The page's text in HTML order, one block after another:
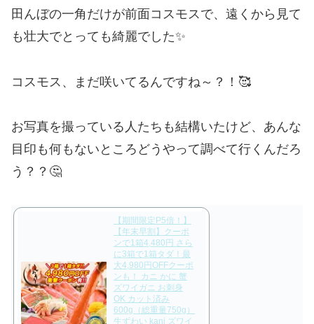
田んぼの一角だけが前面コスモスで、遠くから見て
も壮大でとっても綺麗でした✨
コスモス、まだ咲いてるんですね～？！🥰
お写真を撮っている人たちも結構いたけど、あんな
目印も何もないところどうやって調べて行くんだろ
う？？🤔
【期間限定P5倍！】
【年末早割】クーポ
ンで1箱4,480円 さら
に3箱で1箱タダ！最
大4,980円OFFクーポ
ンも！ カニ かに 蟹
ズワイガニ お刺身
OK カット済み
600g（総重量750g）
生ずわい kani ズワイ